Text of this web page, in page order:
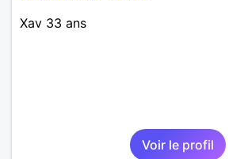
Xav 33 ans
Voir le profil